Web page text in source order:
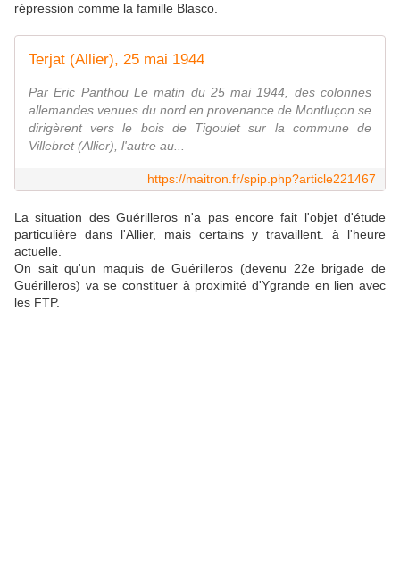
répression comme la famille Blasco.
Terjat (Allier), 25 mai 1944
Par Eric Panthou Le matin du 25 mai 1944, des colonnes
allemandes venues du nord en provenance de Montluçon se
dirigèrent vers le bois de Tigoulet sur la commune de
Villebret (Allier), l'autre au...
https://maitron.fr/spip.php?article221467
La situation des Guérilleros n'a pas encore fait l'objet d'étude
particulière dans l'Allier, mais certains y travaillent. à l'heure
actuelle.
On sait qu'un maquis de Guérilleros (devenu 22e brigade de
Guérilleros) va se constituer à proximité d'Ygrande en lien avec
les FTP.